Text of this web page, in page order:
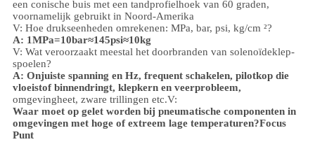
een conische buis met een tandprofielhoek van 60 graden,
voornamelijk gebruikt in Noord-Amerika
V: Hoe drukseenheden omrekenen: MPa, bar, psi, kg/cm ²?
A: 1MPa=10bar≈145psi≈10kg
V: Wat veroorzaakt meestal het doorbranden van solenoïdeklep-
spoelen?
A: Onjuiste spanning en Hz, frequent schakelen, pilotkop die
vloeistof binnendringt, klepkern en veerprobleem,
omgevingheet, zware trillingen etc.V:
Waar moet op gelet worden bij pneumatische componenten in
omgevingen met hoge of extreem lage temperaturen?Focus
Punt